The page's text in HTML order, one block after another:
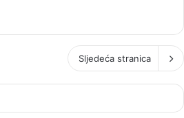
Sljedeća stranica